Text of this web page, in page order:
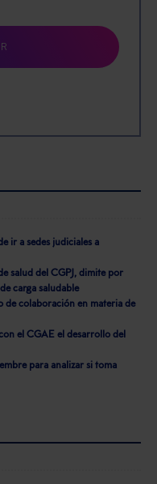
ir a sedes judiciales a
salud del CGPJ, dimite por
carga saludable
de colaboración en materia de
el CGAE el desarrollo del
para analizar si toma